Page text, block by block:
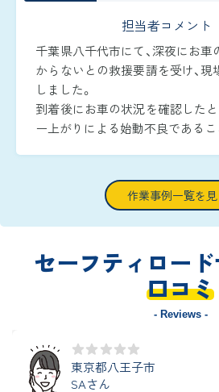
担当者コメント
千葉県八千代市にて、深夜にお
からないとの救援要請を受け、現
しました。
到着後にお車の状況を確認したと
ー上がりによる始動不良であるこ
速に復旧作業へ取り掛かりました
ブースターケーブルをバッテリ
つなぎ、ジャンピング作業を実
きました。
作業事例一覧を見
セーフティロー
口コミ
- Reviews -
東京都八王子市
SAさん